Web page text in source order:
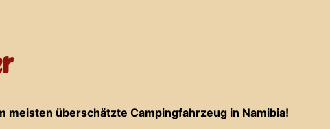
meisten überschätzte Campingfahrzeug in Namibia!